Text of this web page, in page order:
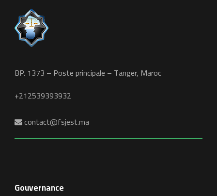
BP. 1373 – Poste principale – Tanger, Maroc
+212539393932
contact@fsjest.ma
Gouvernance